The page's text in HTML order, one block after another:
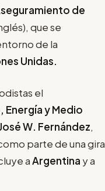
de
que se
de la
Unidas.
el
y Medio
W. Fernández,
parte de una gira
aArgentina y a